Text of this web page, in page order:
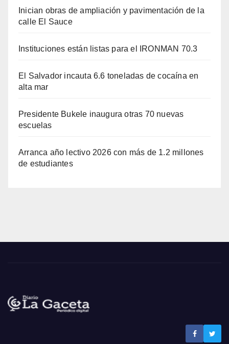
Inician obras de ampliación y pavimentación de la
calle El Sauce
Instituciones están listas para el IRONMAN 70.3
El Salvador incauta 6.6 toneladas de cocaína en
alta mar
Presidente Bukele inaugura otras 70 nuevas
escuelas
Arranca año lectivo 2026 con más de 1.2 millones
de estudiantes